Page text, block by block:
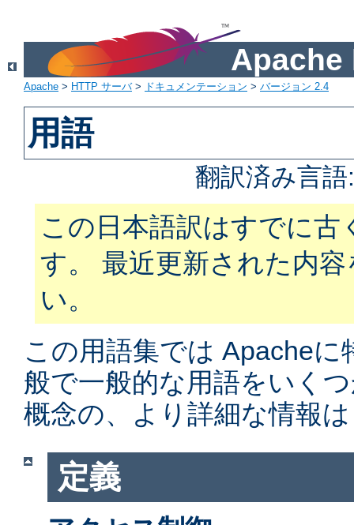
Apache
Apache > HTTP サーバ> ドキュメンテーション > バージョン 2.4
用語
翻訳済み言
この日本語訳はすでに
す。 最近更新された内
い。
この用語集では Apache
般で一般的な用語をいく
概念の、より詳細な情報
定義